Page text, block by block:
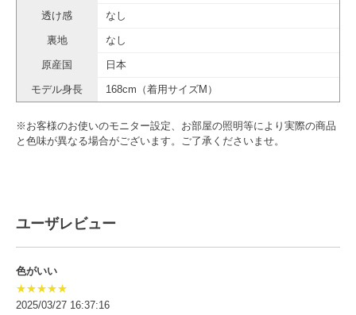
透け感 なし
裏地 なし
原産国 日本
モデル身長 168cm（着用サイズM）
※お客様のお使いのモニター設定、お部屋の照明等により実際の商品
と色味が異なる場合がございます。ご了承くださいませ。
ユーザレビュー
色がいい
★★★★★
2025/03/27 16:37:16